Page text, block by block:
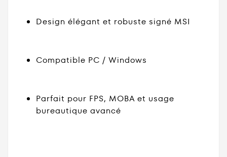
Design élégant et robuste signé MSI
Compatible PC / Windows
Parfait pour FPS, MOBA et usage
bureautique avancé